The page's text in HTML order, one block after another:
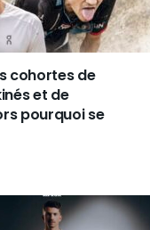
cohortes de
et de
pourquoi se